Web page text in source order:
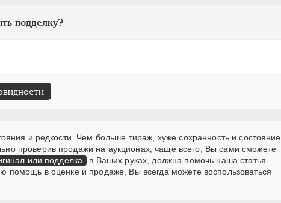
подделку?
и редкости. Чем больше тираж, хуже сохранность и состояние,
проверив продажи на аукционах, чаще всего, Вы сами сможете
или подделка
в Ваших руках, должна помочь наша статья.
помощь в оценке и продаже, Вы всегда можете воспользоваться